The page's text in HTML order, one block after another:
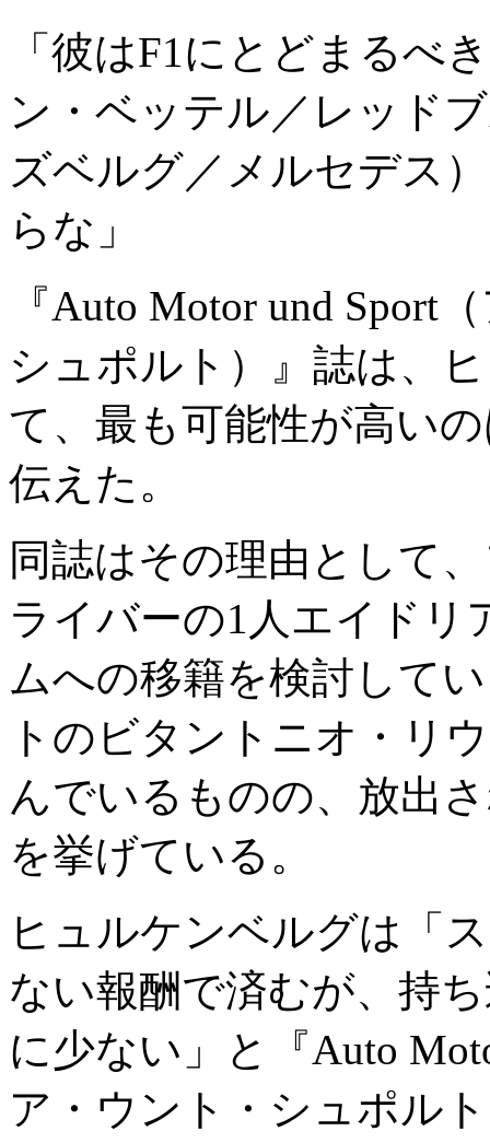
「彼はF1にとどまるべ
ン・ベッテル／レッド
ズベルグ／メルセデス
らな」
『Auto Motor und Sport
シュポルト）』誌は、
て、最も可能性が高い
伝えた。
同誌はその理由として
ライバーの1人エイドリ
ムへの移籍を検討して
トのビタントニオ・リ
んでいるものの、放出
を挙げている。
ヒュルケンベルグは「
ない報酬で済むが、持
に少ない」と『Auto
ア・ウント・シュポル